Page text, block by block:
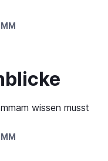
wissen musst